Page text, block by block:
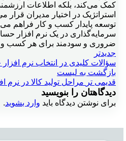
کمک می‌کند، بلکه اطلاعات
استراتژیک در اختیار مدیران
توسعه پایدار کسب و کار فراهم
سرمایه‌گذاری در یک نرم افزار
ضروری و سودمند برای هر کسب
جدیدتر
سؤالات کلیدی در انتخاب نرم
بازگشت به لیست
قدیمی تر مراحل تولید کالا در نرم
دیدگاهتان را بنویسید
برای نوشتن دیدگاه باید وارد بشوید.